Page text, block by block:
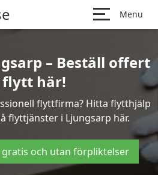
Menu
– Beställ offert
flytt här!
flyttfirma? Hitta flytthjälp
flyttjänster i Ljungsarp här.
gratis och utan förpliktelser